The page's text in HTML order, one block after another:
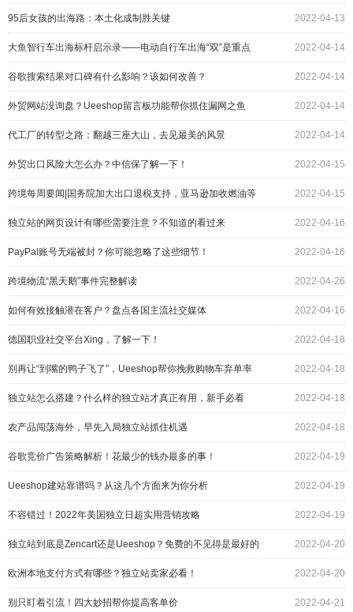
95后女孩的出海路：本土化成制胜关键 2022-04-13
大鱼智行车出海标杆启示录——电动自行车出海“双”是重点 2022-04-14
谷歌搜索结果对口碑有什么影响？该如何改善？ 2022-04-14
外贸网站没询盘？Ueeshop留言板功能帮你抓住漏网之鱼 2022-04-14
代工厂的转型之路：翻越三座大山，去见最美的风景 2022-04-14
外贸出口风险大怎么办？中信保了解一下！ 2022-04-15
跨境每周要闻|国务院加大出口退税支持，亚马逊加收燃油等
附加费
2022-04-15
独立站的网页设计有哪些需要注意？不知道的看过来 2022-04-16
PayPal账号无端被封？你可能忽略了这些细节！ 2022-04-16
跨境物流“黑天鹅”事件完整解读 2022-04-26
如何有效接触潜在客户？盘点各国主流社交媒体 2022-04-16
德国职业社交平台Xing，了解一下！ 2022-04-18
别再让“到嘴的鸭子飞了”，Ueeshop帮你挽救购物车弃单率 2022-04-18
独立站怎么搭建？什么样的独立站才真正有用，新手必看 2022-04-18
农产品闯荡海外，早先入局独立站抓住机遇 2022-04-18
谷歌竞价广告策略解析！花最少的钱办最多的事！ 2022-04-19
Ueeshop建站靠谱吗？从这几个方面来为你分析 2022-04-19
不容错过！2022年美国独立日超实用营销攻略 2022-04-19
独立站到底是Zencart还是Ueeshop？免费的不见得是最好的 2022-04-20
欧洲本地支付方式有哪些？独立站卖家必看！ 2022-04-20
别只盯着引流！四大妙招帮你提高客单价 2022-04-21